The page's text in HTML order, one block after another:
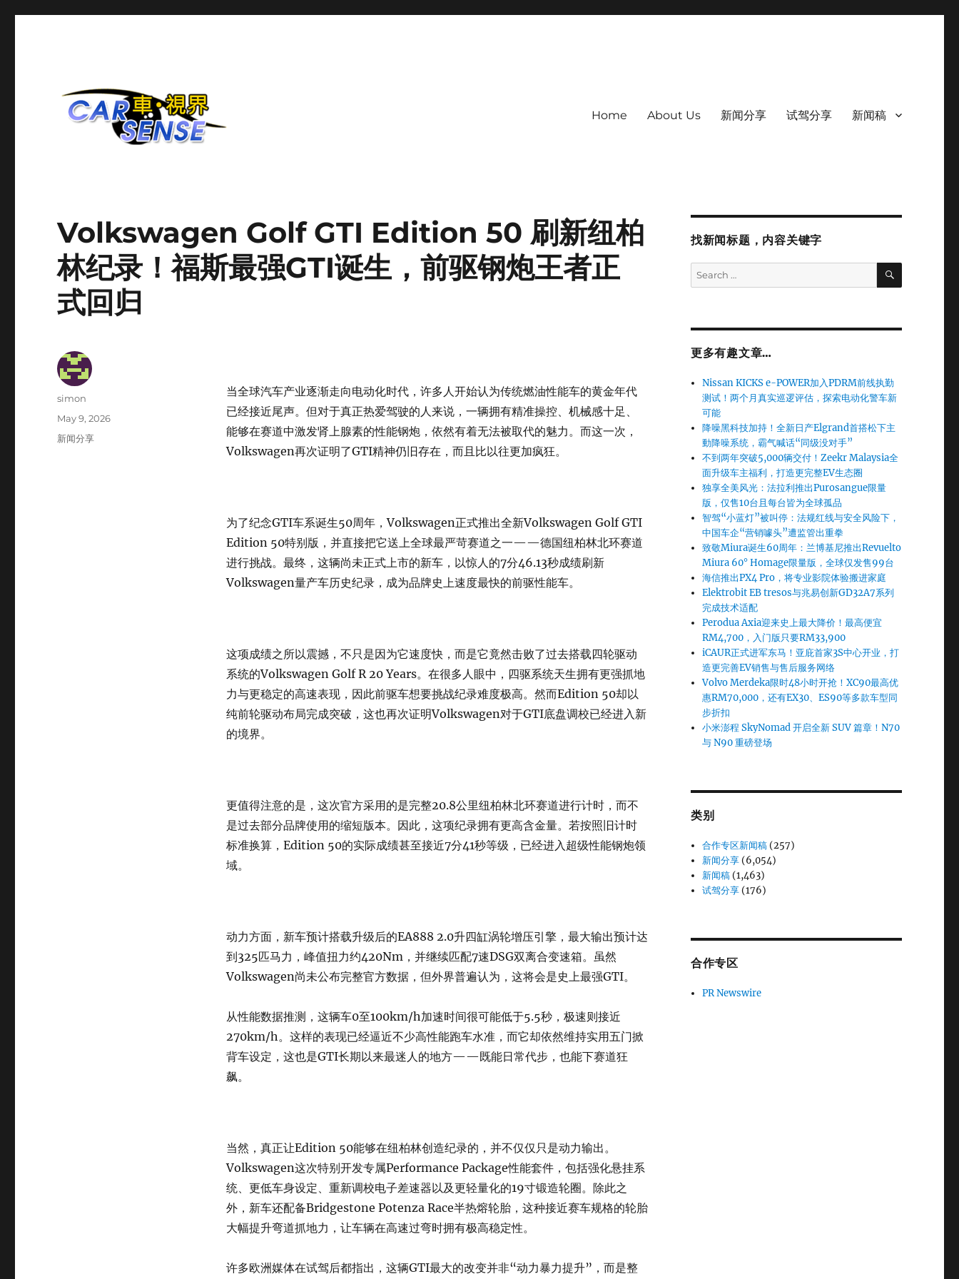
Home About Us 新闻分享 试驾分享 新闻稿
Volkswagen Golf GTI Edition 50 刷新纽柏
林纪录！福斯最强GTI诞生，前驱钢炮王者正
式回归
当全球汽车产业逐渐走向电动化时代，许多人开始认为传统燃油性能车的黄金年代
已经接近尾声。但对于真正热爱驾驶的人来说，一辆拥有精准操控、机械感十足、
能够在赛道中激发肾上腺素的性能钢炮，依然有着无法被取代的魅力。而这一次，
Volkswagen再次证明了GTI精神仍旧存在，而且比以往更加疯狂。
为了纪念GTI车系诞生50周年，Volkswagen正式推出全新Volkswagen Golf GTI
Edition 50特别版，并直接把它送上全球最严苛赛道之一——德国纽柏林北环赛道
进行挑战。最终，这辆尚未正式上市的新车，以惊人的7分46.13秒成绩刷新
Volkswagen量产车历史纪录，成为品牌史上速度最快的前驱性能车。
这项成绩之所以震撼，不只是因为它速度快，而是它竟然击败了过去搭载四轮驱动
系统的Volkswagen Golf R 20 Years。在很多人眼中，四驱系统天生拥有更强抓地
力与更稳定的高速表现，因此前驱车想要挑战纪录难度极高。然而Edition 50却以
纯前轮驱动布局完成突破，这也再次证明Volkswagen对于GTI底盘调校已经进入新
的境界。
更值得注意的是，这次官方采用的是完整20.8公里纽柏林北环赛道进行计时，而不
是过去部分品牌使用的缩短版本。因此，这项纪录拥有更高含金量。若按照旧计时
标准换算，Edition 50的实际成绩甚至接近7分41秒等级，已经进入超级性能钢炮领
域。
动力方面，新车预计搭载升级后的EA888 2.0升四缸涡轮增压引擎，最大输出预计达
到325匹马力，峰值扭力约420Nm，并继续匹配7速DSG双离合变速箱。虽然
Volkswagen尚未公布完整官方数据，但外界普遍认为，这将会是史上最强GTI。
从性能数据推测，这辆车0至100km/h加速时间很可能低于5.5秒，极速则接近
270km/h。这样的表现已经逼近不少高性能跑车水准，而它却依然维持实用五门掀
背车设定，这也是GTI长期以来最迷人的地方——既能日常代步，也能下赛道狂
飙。
当然，真正让Edition 50能够在纽柏林创造纪录的，并不仅仅只是动力输出。
Volkswagen这次特别开发专属Performance Package性能套件，包括强化悬挂系
统、更低车身设定、重新调校电子差速器以及更轻量化的19寸锻造轮圈。除此之
外，新车还配备Bridgestone Potenza Race半热熔轮胎，这种接近赛车规格的轮胎
大幅提升弯道抓地力，让车辆在高速过弯时拥有极高稳定性。
许多欧洲媒体在试驾后都指出，这辆GTI最大的改变并非“动力暴力提升”，而是整
Author
simon
Posted
on
May 9, 2026
Categories
新闻分享
找新闻标题，内容关键字
Search
for:
SEARCH
更多有趣文章…
Nissan KICKS e-POWER加入PDRM前线执勤
测试！两个月真实巡逻评估，探索电动化警车新
可能
降噪黑科技加持！全新日产Elgrand首搭松下主
動降噪系统，霸气喊话“同级没对手”
不到两年突破5,000辆交付！Zeekr Malaysia全
面升级车主福利，打造更完整EV生态圈
独享全美风光：法拉利推出Purosangue限量
版，仅售10台且每台皆为全球孤品
智驾“小蓝灯”被叫停：法规红线与安全风险下，
中国车企“营销噱头”遭监管出重拳
致敬Miura诞生60周年：兰博基尼推出Revuelto
Miura 60° Homage限量版，全球仅发售99台
海信推出PX4 Pro，将专业影院体验搬进家庭
Elektrobit EB tresos与兆易创新GD32A7系列
完成技术适配
Perodua Axia迎来史上最大降价！最高便宜
RM4,700，入门版只要RM33,900
iCAUR正式进军东马！亚庇首家3S中心开业，打
造更完善EV销售与售后服务网络
Volvo Merdeka限时48小时开抢！XC90最高优
惠RM70,000，还有EX30、ES90等多款车型同
步折扣
小米澎程 SkyNomad 开启全新 SUV 篇章！N70
与 N90 重磅登场
类别
合作专区新闻稿 (257)
新闻分享 (6,054)
新闻稿 (1,463)
试驾分享 (176)
合作专区
PR Newswire